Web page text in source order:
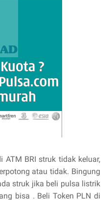
ATM BRI struk tidak keluar,
atau tidak. Bingung
struk jika beli pulsa listrik
bisa . Beli Token PLN di